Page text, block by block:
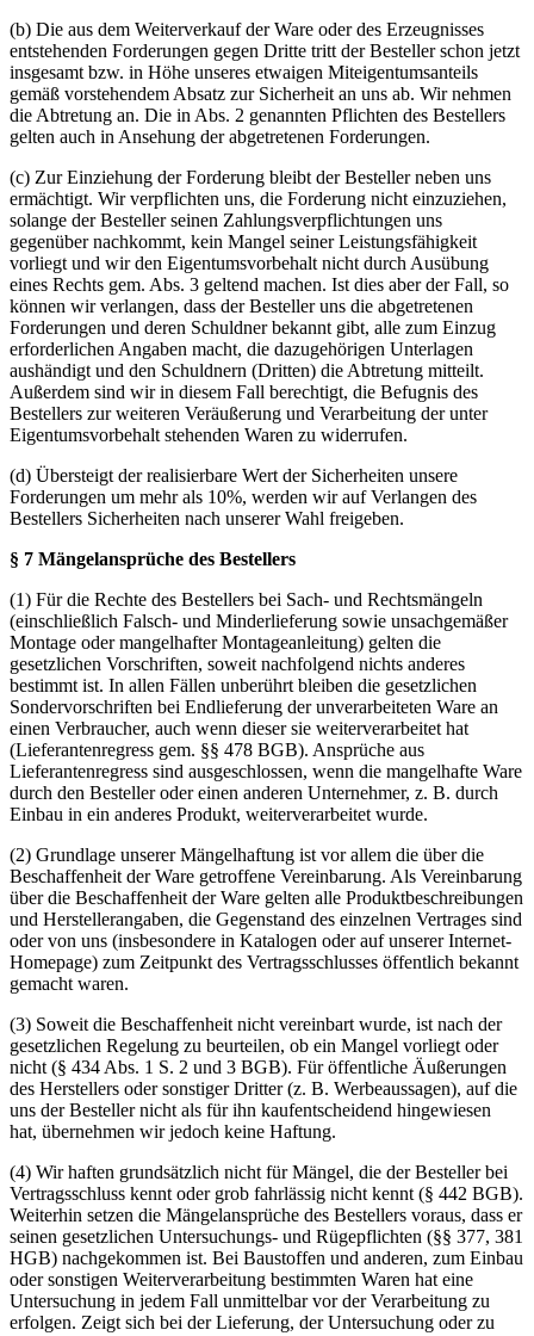
(b) Die aus dem Weiterverkauf der Ware oder des Erzeugnisses
entstehenden Forderungen gegen Dritte tritt der Besteller schon jetzt
insgesamt bzw. in Höhe unseres etwaigen Miteigentumsanteils
gemäß vorstehendem Absatz zur Sicherheit an uns ab. Wir nehmen
die Abtretung an. Die in Abs. 2 genannten Pflichten des Bestellers
gelten auch in Ansehung der abgetretenen Forderungen.
(c) Zur Einziehung der Forderung bleibt der Besteller neben uns
ermächtigt. Wir verpflichten uns, die Forderung nicht einzuziehen,
solange der Besteller seinen Zahlungsverpflichtungen uns
gegenüber nachkommt, kein Mangel seiner Leistungsfähigkeit
vorliegt und wir den Eigentumsvorbehalt nicht durch Ausübung
eines Rechts gem. Abs. 3 geltend machen. Ist dies aber der Fall, so
können wir verlangen, dass der Besteller uns die abgetretenen
Forderungen und deren Schuldner bekannt gibt, alle zum Einzug
erforderlichen Angaben macht, die dazugehörigen Unterlagen
aushändigt und den Schuldnern (Dritten) die Abtretung mitteilt.
Außerdem sind wir in diesem Fall berechtigt, die Befugnis des
Bestellers zur weiteren Veräußerung und Verarbeitung der unter
Eigentumsvorbehalt stehenden Waren zu widerrufen.
(d) Übersteigt der realisierbare Wert der Sicherheiten unsere
Forderungen um mehr als 10%, werden wir auf Verlangen des
Bestellers Sicherheiten nach unserer Wahl freigeben.
§ 7 Mängelansprüche des Bestellers
(1) Für die Rechte des Bestellers bei Sach- und Rechtsmängeln
(einschließlich Falsch- und Minderlieferung sowie unsachgemäßer
Montage oder mangelhafter Montageanleitung) gelten die
gesetzlichen Vorschriften, soweit nachfolgend nichts anderes
bestimmt ist. In allen Fällen unberührt bleiben die gesetzlichen
Sondervorschriften bei Endlieferung der unverarbeiteten Ware an
einen Verbraucher, auch wenn dieser sie weiterverarbeitet hat
(Lieferantenregress gem. §§ 478 BGB). Ansprüche aus
Lieferantenregress sind ausgeschlossen, wenn die mangelhafte Ware
durch den Besteller oder einen anderen Unternehmer, z. B. durch
Einbau in ein anderes Produkt, weiterverarbeitet wurde.
(2) Grundlage unserer Mängelhaftung ist vor allem die über die
Beschaffenheit der Ware getroffene Vereinbarung. Als Vereinbarung
über die Beschaffenheit der Ware gelten alle Produktbeschreibungen
und Herstellerangaben, die Gegenstand des einzelnen Vertrages sind
oder von uns (insbesondere in Katalogen oder auf unserer Internet-
Homepage) zum Zeitpunkt des Vertragsschlusses öffentlich bekannt
gemacht waren.
(3) Soweit die Beschaffenheit nicht vereinbart wurde, ist nach der
gesetzlichen Regelung zu beurteilen, ob ein Mangel vorliegt oder
nicht (§ 434 Abs. 1 S. 2 und 3 BGB). Für öffentliche Äußerungen
des Herstellers oder sonstiger Dritter (z. B. Werbeaussagen), auf die
uns der Besteller nicht als für ihn kaufentscheidend hingewiesen
hat, übernehmen wir jedoch keine Haftung.
(4) Wir haften grundsätzlich nicht für Mängel, die der Besteller bei
Vertragsschluss kennt oder grob fahrlässig nicht kennt (§ 442 BGB).
Weiterhin setzen die Mängelansprüche des Bestellers voraus, dass er
seinen gesetzlichen Untersuchungs- und Rügepflichten (§§ 377, 381
HGB) nachgekommen ist. Bei Baustoffen und anderen, zum Einbau
oder sonstigen Weiterverarbeitung bestimmten Waren hat eine
Untersuchung in jedem Fall unmittelbar vor der Verarbeitung zu
erfolgen. Zeigt sich bei der Lieferung, der Untersuchung oder zu